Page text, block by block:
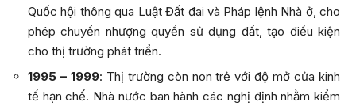
Quốc hội thông qua Luật Đất đai và Pháp lệnh Nhà ở, cho
phép chuyển nhượng quyền sử dụng đất, tạo điều kiện
cho thị trường phát triển.
1995 – 1999: Thị trường còn non trẻ với độ mở cửa kinh
tế hạn chế. Nhà nước ban hành các nghị định nhằm kiểm